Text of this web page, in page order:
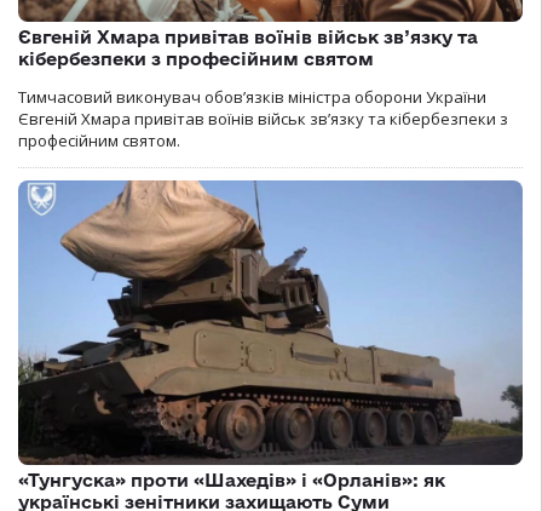
Євгеній Хмара привітав воїнів військ зв’язку та
кібербезпеки з професійним святом
Тимчасовий виконувач обов’язків міністра оборони України
Євгеній Хмара привітав воїнів військ зв’язку та кібербезпеки з
професійним святом.
«Тунгуска» проти «Шахедів» і «Орланів»: як
українські зенітники захищають Суми